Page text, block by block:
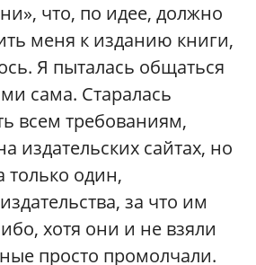
что, по идее, должно
меня к изданию книги,
Я пыталась общаться
сама. Старалась
всем требованиям,
издательских сайтах, но
только один,
за что им
хотя они и не взяли
просто промолчали.